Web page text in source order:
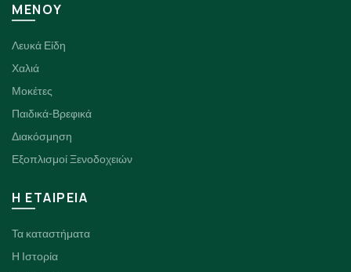
ΜΕΝΟΥ
Λευκά Είδη
Χαλιά
Μοκέτες
Παιδικά-Βρεφικά
Διακόσμηση
Εξοπλισμοί Ξενοδοχειών
H ΕΤΑΙΡΕΙΑ
Τα καταστήματα
Η Ιστορία